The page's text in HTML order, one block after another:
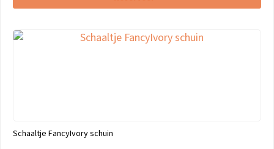
Schaaltje FancyIvory schuin